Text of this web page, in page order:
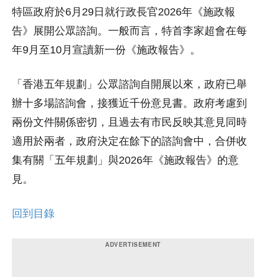
特區政府於6月29日就行政長官2026年《施政報
告》展開公眾諮詢。一般而言，特首李家超會在每
年9月至10月宣讀新一份《施政報告》。
「香港五年規劃」公眾諮詢自開展以來，政府已舉
辦十多場諮詢會，接獲近千份意見書。政府考慮到
兩份文件關係密切，且過去有市民反映其意見同時
適用於兩者，政府決定在餘下的諮詢會中，合併收
集有關「五年規劃」與2026年《施政報告》的意
見。
回到目錄